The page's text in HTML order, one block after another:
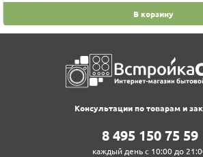
В корзину
Консультации по товарам и
8‍ 4‍9‍5‍ 1‍5‍0‍ 7‍5‍ 5‍9‍
каждый день с 10:00 до